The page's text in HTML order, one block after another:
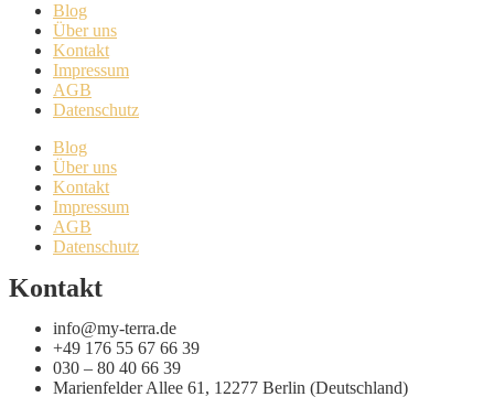
Blog
Über uns
Kontakt
Impressum
AGB
Datenschutz
Blog
Über uns
Kontakt
Impressum
AGB
Datenschutz
Kontakt
info@my-terra.de
+49 176 55 67 66 39
030 – 80 40 66 39
Marienfelder Allee 61, 12277 Berlin (Deutschland)